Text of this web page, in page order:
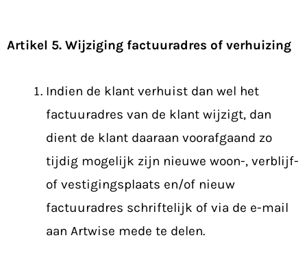
Artikel 5. Wijziging factuuradres of verhuizing
Indien de klant verhuist dan wel het
factuuradres van de klant wijzigt, dan
dient de klant daaraan voorafgaand zo
tijdig mogelijk zijn nieuwe woon-, verblijf-
of vestigingsplaats en/of nieuw
factuuradres schriftelijk of via de e-mail
aan Artwise mede te delen.